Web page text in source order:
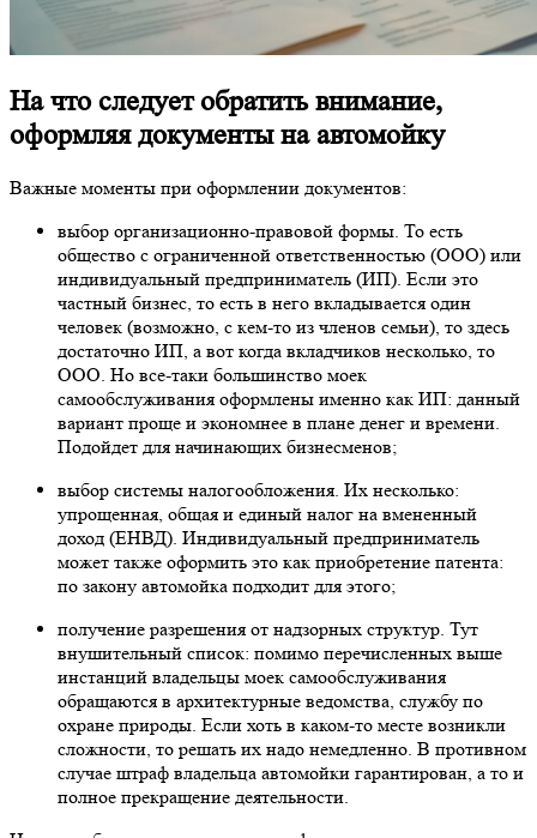
На что следует обратить внимание,
оформляя документы на автомойку
Важные моменты при оформлении документов:
выбор организационно-правовой формы. То есть
общество с ограниченной ответственностью (ООО) или
индивидуальный предприниматель (ИП). Если это
частный бизнес, то есть в него вкладывается один
человек (возможно, с кем-то из членов семьи), то здесь
достаточно ИП, а вот когда вкладчиков несколько, то
ООО. Но все-таки большинство моек
самообслуживания оформлены именно как ИП: данный
вариант проще и экономнее в плане денег и времени.
Подойдет для начинающих бизнесменов;
выбор системы налогообложения. Их несколько:
упрощенная, общая и единый налог на вмененный
доход (ЕНВД). Индивидуальный предприниматель
может также оформить это как приобретение патента:
по закону автомойка подходит для этого;
получение разрешения от надзорных структур. Тут
внушительный список: помимо перечисленных выше
инстанций владельцы моек самообслуживания
обращаются в архитектурные ведомства, службу по
охране природы. Если хоть в каком-то месте возникли
сложности, то решать их надо немедленно. В противном
случае штраф владельца автомойки гарантирован, а то и
полное прекращение деятельности.